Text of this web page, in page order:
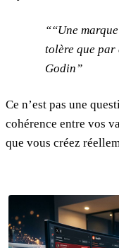
“Une
tolère que par
Godin
Ce n’est pas une
cohérence entre vos
que vous créez